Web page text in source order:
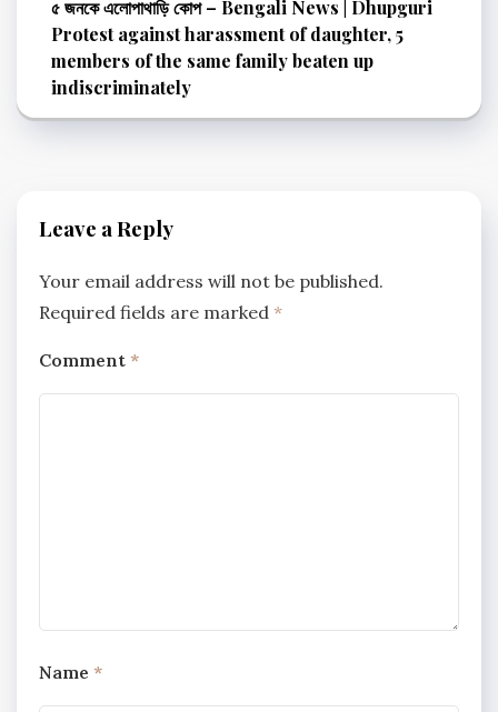
৫ জনকে এলোপাথাড়ি কোপ – Bengali News | Dhupguri
Protest against harassment of daughter, 5
members of the same family beaten up
indiscriminately
Leave a Reply
Your email address will not be published.
Required fields are marked *
Comment *
Name *